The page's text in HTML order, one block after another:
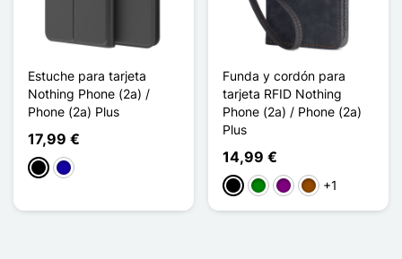
Estuche para tarjeta
Nothing Phone (2a) /
Phone (2a) Plus
17,99 €
NegroAzul oscuro
Funda y cordón para
tarjeta RFID Nothing
Phone (2a) / Phone (2a)
Plus
14,99 €
NegroVerdePúrpuraMarrón
+1